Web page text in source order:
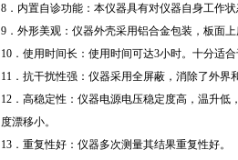
8．内置自诊功能：本仪器具有对仪器自身工作状
9．外形美观：仪器外壳采用铝合金包装，板面上
10．使用时间长：使用时间可达3小时。十分适
11．抗干扰性强：仪器采用全屏蔽，消除了外界
12．高稳定性：仪器电源电压稳定度高，温升
度漂移小。
13．重复性好：仪器多次测量其结果重复性好。